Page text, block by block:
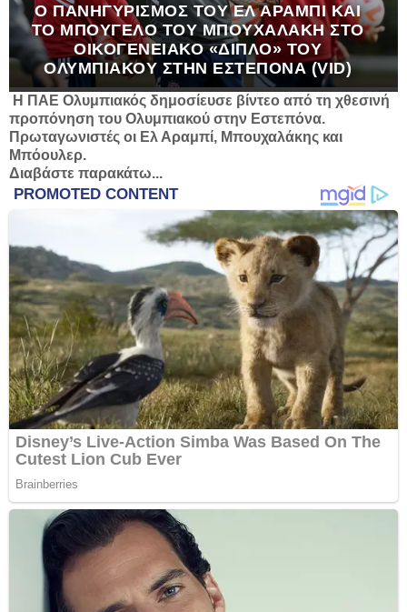
O ΠΑΝΗΓΥΡΙΣΜΌΣ ΤΟΥ ΕΛ ΑΡΑΜΠΊ ΚΑΙ
ΤΟ ΜΠΟΥΓΈΛΟ ΤΟΥ ΜΠΟΥΧΑΛΆΚΗ ΣΤΟ
ΟΙΚΟΓΕΝΕΙΑΚΌ «ΔΙΠΛΌ» ΤΟΥ
ΟΛΥΜΠΙΑΚΟΎ ΣΤΗΝ ΕΣΤΕΠΌΝΑ (VID)
Η ΠΑΕ Ολυμπιακός δημοσίευσε βίντεο από τη χθεσινή
προπόνηση του Ολυμπιακού στην Εστεπόνα.
Πρωταγωνιστές οι Ελ Αραμπί, Μπουχαλάκης και
Μπόουλερ.
Διαβάστε παρακάτω...